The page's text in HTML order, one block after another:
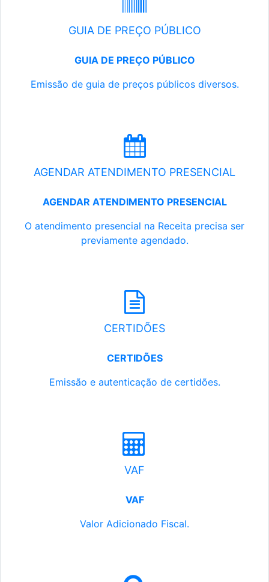
GUIA DE PREÇO PÚBLICO
GUIA DE PREÇO PÚBLICO
Emissão de guia de preços públicos diversos.
AGENDAR ATENDIMENTO PRESENCIAL
AGENDAR ATENDIMENTO PRESENCIAL
O atendimento presencial na Receita precisa ser
previamente agendado.
CERTIDÕES
CERTIDÕES
Emissão e autenticação de certidões.
VAF
VAF
Valor Adicionado Fiscal.